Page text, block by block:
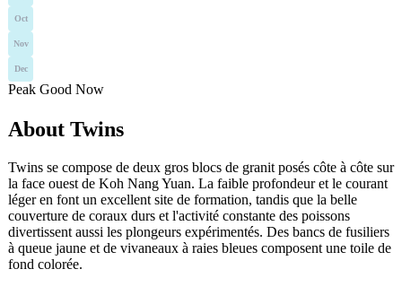
Oct
Nov
Dec
Peak Good Now
About Twins
Twins se compose de deux gros blocs de granit posés côte à côte sur
la face ouest de Koh Nang Yuan. La faible profondeur et le courant
léger en font un excellent site de formation, tandis que la belle
couverture de coraux durs et l'activité constante des poissons
divertissent aussi les plongeurs expérimentés. Des bancs de fusiliers
à queue jaune et de vivaneaux à raies bleues composent une toile de
fond colorée.